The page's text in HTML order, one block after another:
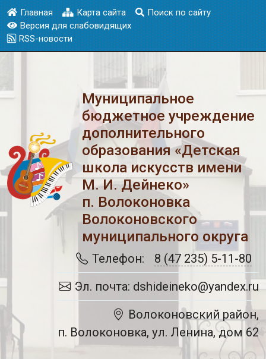
Главная Карта сайта
Поиск по сайту
Версия для слабовидящих
RSS-новости
Муниципальное
бюджетное учреждение
дополнительного
образования «Детская
школа искусств имени
М. И. Дейнеко»
п. Волоконовка
Волоконовского
муниципального округа
Телефон:
8 (47 235) 5-11-80
Эл. почта: dshideineko@yandex.ru
Волоконовский район,
п. Волоконовка, ул. Ленина, дом 62